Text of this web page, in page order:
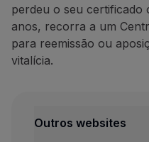
perdeu o seu certificado
anos, recorra a um
para reemissão ou
vitalícia.
Outros websites